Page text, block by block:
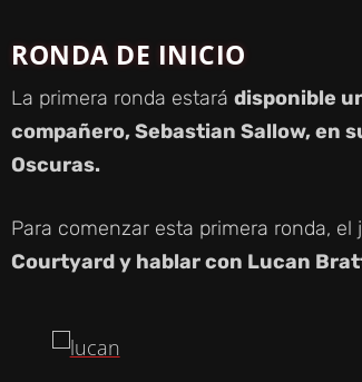
RONDA DE INICIO
La primera ronda estará disponible
compañero, Sebastian Sallow, en
Oscuras.
Para comenzar esta primera ronda, el
Courtyard y hablar con Lucan